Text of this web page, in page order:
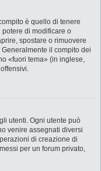
è quello di tenere
di modificare o
spostare o rimuovere
il compito dei
«fuori tema» (in inglese,
utenti. Ogni utente può
venire assegnati diversi
di creazione di
per un forum privato,